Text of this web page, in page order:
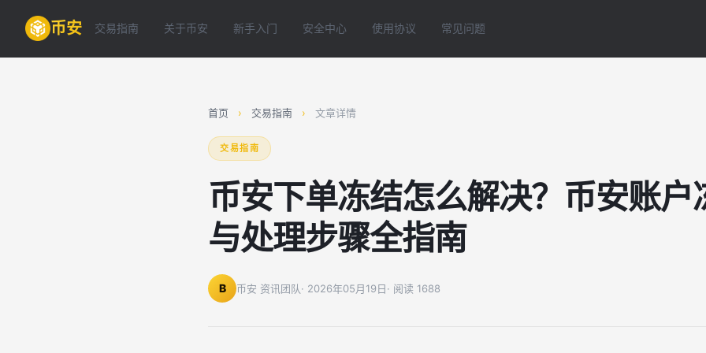
币安 交易指南 关于币安 新手入门 安全中心 使用协议 常见问题
首页 › 交易指南 › 文章详情
交易指南
币安下单冻结怎么解决？币安账户
与处理步骤全指南
B 币安 资讯团队· 2026年05月19日· 阅读 1688